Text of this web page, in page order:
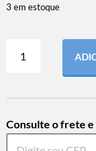
3 em estoque
Consulte o frete